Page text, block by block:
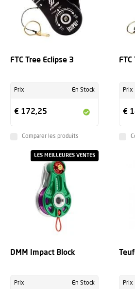
FTC Tree Eclipse 3
Prix En Stock
€ 172,25
Comparer les produits
Prix
€
LES MEILLEURES VENTES
DMM Impact Block
Prix En Stock Prix